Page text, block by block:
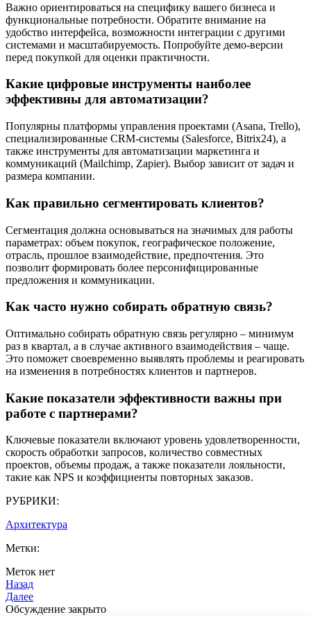
Важно ориентироваться на специфику вашего бизнеса и
функциональные потребности. Обратите внимание на
удобство интерфейса, возможности интеграции с другими
системами и масштабируемость. Попробуйте демо-версии
перед покупкой для оценки практичности.
Какие цифровые инструменты наиболее
эффективны для автоматизации?
Популярны платформы управления проектами (Asana, Trello),
специализированные CRM-системы (Salesforce, Bitrix24), а
также инструменты для автоматизации маркетинга и
коммуникаций (Mailchimp, Zapier). Выбор зависит от задач и
размера компании.
Как правильно сегментировать клиентов?
Сегментация должна основываться на значимых для работы
параметрах: объем покупок, географическое положение,
отрасль, прошлое взаимодействие, предпочтения. Это
позволит формировать более персонифицированные
предложения и коммуникации.
Как часто нужно собирать обратную связь?
Оптимально собирать обратную связь регулярно – минимум
раз в квартал, а в случае активного взаимодействия – чаще.
Это поможет своевременно выявлять проблемы и реагировать
на изменения в потребностях клиентов и партнеров.
Какие показатели эффективности важны при
работе с партнерами?
Ключевые показатели включают уровень удовлетворенности,
скорость обработки запросов, количество совместных
проектов, объемы продаж, а также показатели лояльности,
такие как NPS и коэффициенты повторных заказов.
РУБРИКИ:
Архитектура
Метки:
Меток нет
Назад
Далее
Обсуждение закрыто